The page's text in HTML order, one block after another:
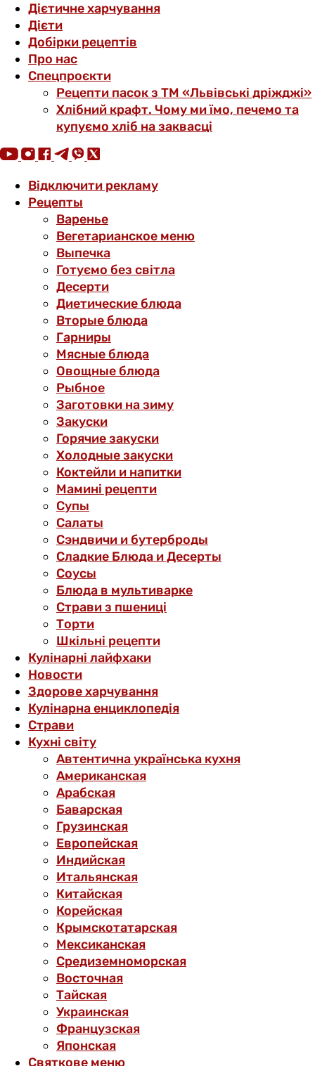
Дієтичне харчування
Дієти
Добірки рецептів
Про нас
Спецпроєкти
Рецепти пасок з ТМ «Львівські дріжджі»
Хлібний крафт. Чому ми їмо, печемо та
купуємо хліб на заквасці
Відключити рекламу
Рецепты
Варенье
Вегетарианское меню
Выпечка
Готуємо без світла
Десерти
Диетические блюда
Вторые блюда
Гарниры
Мясные блюда
Овощные блюда
Рыбное
Заготовки на зиму
Закуски
Горячие закуски
Холодные закуски
Коктейли и напитки
Мамині рецепти
Супы
Салаты
Сэндвичи и бутерброды
Сладкие Блюда и Десерты
Соусы
Блюда в мультиварке
Страви з пшениці
Торти
Шкільні рецепти
Кулінарні лайфхаки
Новости
Здорове харчування
Кулінарна енциклопедія
Страви
Кухні світу
Автентична українська кухня
Американская
Арабская
Баварская
Грузинская
Европейская
Индийская
Итальянская
Китайская
Корейская
Крымскотатарская
Мексиканская
Средиземноморская
Восточная
Тайская
Украинская
Французская
Японская
Святкове меню